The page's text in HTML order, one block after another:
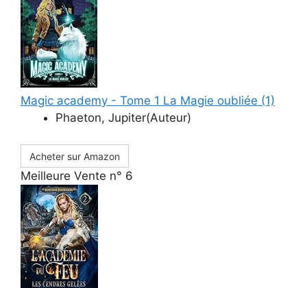
Magic academy - Tome 1 La Magie oubliée (1)
Phaeton, Jupiter(Auteur)
Acheter sur Amazon
Meilleure Vente n° 6